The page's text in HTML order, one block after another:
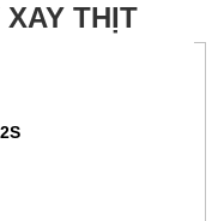
THỊT